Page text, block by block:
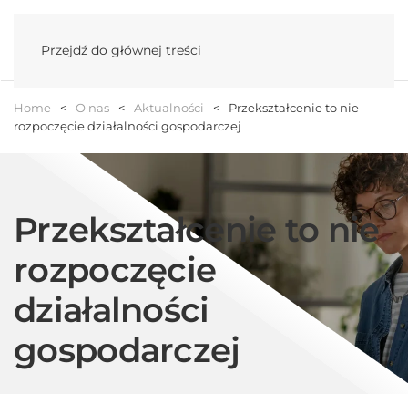
Przejdź do głównej treści
Home O nas Aktualności
Przekształcenie to nie
rozpoczęcie działalności gospodarczej
Przekształcenie to nie
rozpoczęcie
działalności
gospodarczej